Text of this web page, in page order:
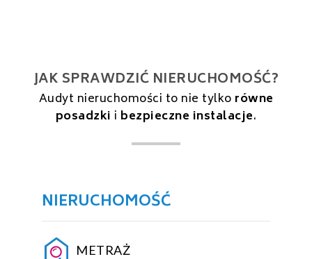
JAK SPRAWDZIĆ NIERUCHOMOŚĆ?
Audyt nieruchomości to nie tylko równe
posadzki i bezpieczne instalacje.
NIERUCHOMOŚĆ
METRAŻ